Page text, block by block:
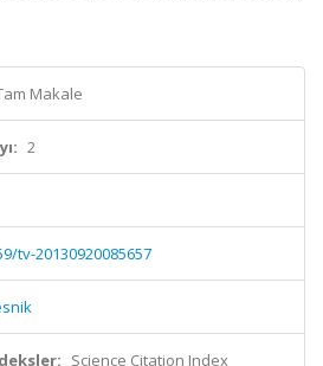
Makale
2
tv-20130920085657
Science Citation Index